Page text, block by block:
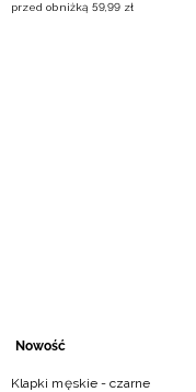
przed obniżką 59,99 zł
Nowość
Klapki męskie - czarne